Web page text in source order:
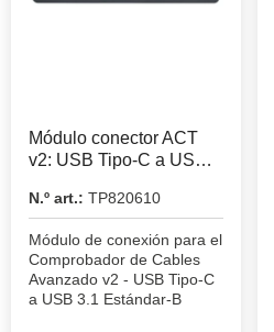
Módulo conector ACT
v2: USB Tipo-C a USB
N.º art.: TP820610
Módulo de conexión para el
Comprobador de Cables
Avanzado v2 - USB Tipo-C
a USB 3.1 Estándar-B